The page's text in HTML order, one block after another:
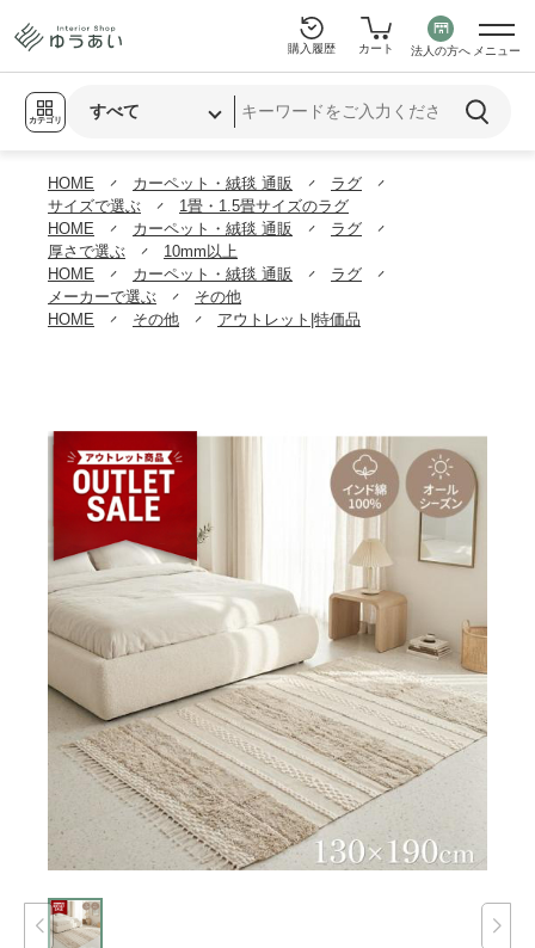
カテゴリ
購入履歴 カート 法人の方へ メニュー
HOME カーペット・絨毯 通販
ラグ
サイズで選ぶ
1畳・1.5畳サイズのラグ
HOME
カーペット・絨毯 通販
ラグ
厚さで選ぶ
10mm以上
HOME
カーペット・絨毯 通販
ラグ
メーカーで選ぶ
その他
HOME
その他 アウトレット|特価品